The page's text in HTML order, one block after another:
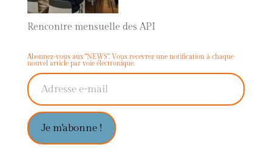
Rencontre mensuelle des API
Abonnez-vous aux "NEWS". Vous recevrez une notification à chaque
nouvel article par voie électronique.
Je m'abonne !